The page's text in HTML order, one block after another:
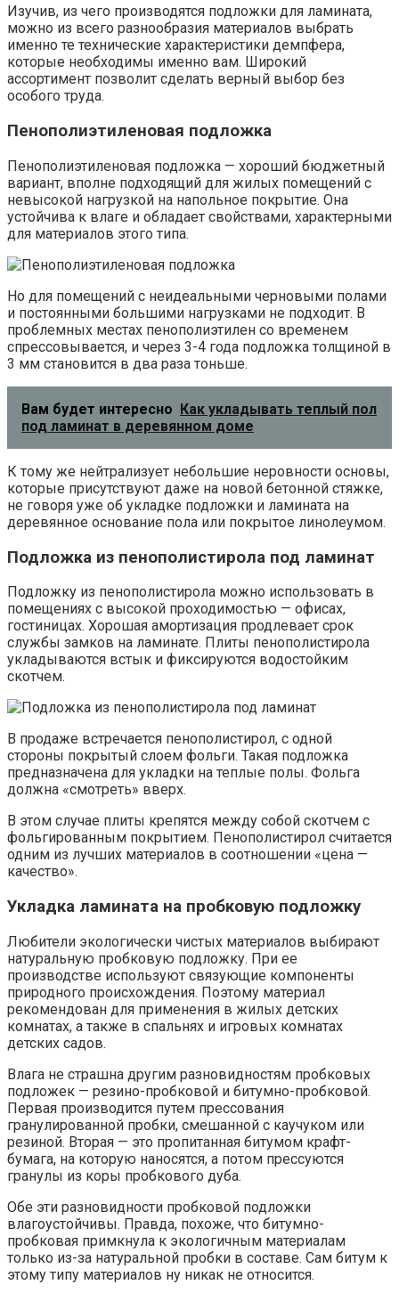
Изучив, из чего производятся подложки для ламината,
можно из всего разнообразия материалов выбрать
именно те технические характеристики демпфера,
которые необходимы именно вам. Широкий
ассортимент позволит сделать верный выбор без
особого труда.
Пенополиэтиленовая подложка
Пенополиэтиленовая подложка — хороший бюджетный
вариант, вполне подходящий для жилых помещений с
невысокой нагрузкой на напольное покрытие. Она
устойчива к влаге и обладает свойствами, характерными
для материалов этого типа.
Но для помещений с неидеальными черновыми полами
и постоянными большими нагрузками не подходит. В
проблемных местах пенополиэтилен со временем
спрессовывается, и через 3-4 года подложка толщиной в
3 мм становится в два раза тоньше.
Вам будет интересно Как укладывать теплый пол
под ламинат в деревянном доме
К тому же нейтрализует небольшие неровности основы,
которые присутствуют даже на новой бетонной стяжке,
не говоря уже об укладке подложки и ламината на
деревянное основание пола или покрытое линолеумом.
Подложка из пенополистирола под ламинат
Подложку из пенополистирола можно использовать в
помещениях с высокой проходимостью — офисах,
гостиницах. Хорошая амортизация продлевает срок
службы замков на ламинате. Плиты пенополистирола
укладываются встык и фиксируются водостойким
скотчем.
В продаже встречается пенополистирол, с одной
стороны покрытый слоем фольги. Такая подложка
предназначена для укладки на теплые полы. Фольга
должна «смотреть» вверх.
В этом случае плиты крепятся между собой скотчем с
фольгированным покрытием. Пенополистирол считается
одним из лучших материалов в соотношении «цена —
качество».
Укладка ламината на пробковую подложку
Любители экологически чистых материалов выбирают
натуральную пробковую подложку. При ее
производстве используют связующие компоненты
природного происхождения. Поэтому материал
рекомендован для применения в жилых детских
комнатах, а также в спальнях и игровых комнатах
детских садов.
Влага не страшна другим разновидностям пробковых
подложек — резино-пробковой и битумно-пробковой.
Первая производится путем прессования
гранулированной пробки, смешанной с каучуком или
резиной. Вторая — это пропитанная битумом крафт-
бумага, на которую наносятся, а потом прессуются
гранулы из коры пробкового дуба.
Обе эти разновидности пробковой подложки
влагоустойчивы. Правда, похоже, что битумно-
пробковая примкнула к экологичным материалам
только из-за натуральной пробки в составе. Сам битум к
этому типу материалов ну никак не относится.